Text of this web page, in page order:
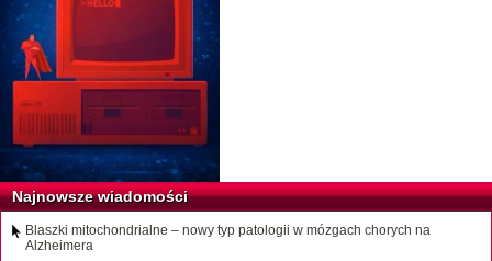
Najnowsze wiadomości
Blaszki mitochondrialne – nowy typ patologii w mózgach chorych na
Alzheimera